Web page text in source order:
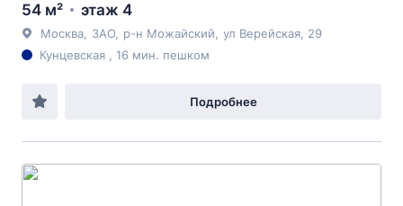
54 м² этаж 4
Москва ЗАО р-н Можайский ул Верейская , 29
Кунцевская , 16 мин. пешком
Подробнее